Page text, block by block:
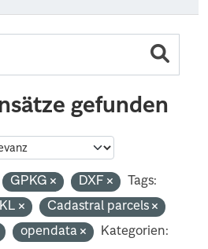
gefunden
GPKG DXF
Tags:
Cadastral parcels
opendata
Kategorien: